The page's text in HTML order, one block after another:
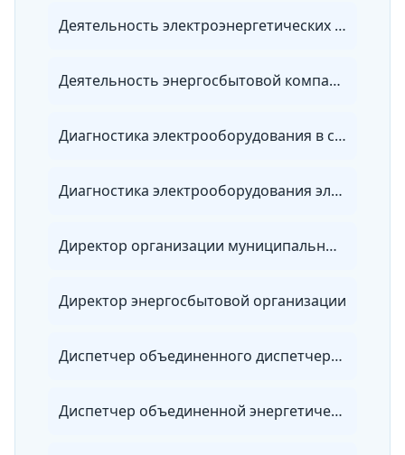
Деятельность электроэнергетических служб предприятия
Деятельность энергосбытовой компании
Диагностика электрооборудования в сетях 0,4-10 кВ
Диагностика электрооборудования электроэнергетических систем
Директор организации муниципальных электрических сетей
Директор энергосбытовой организации
Диспетчер объединенного диспетчерского управления
Диспетчер объединенной энергетической системы